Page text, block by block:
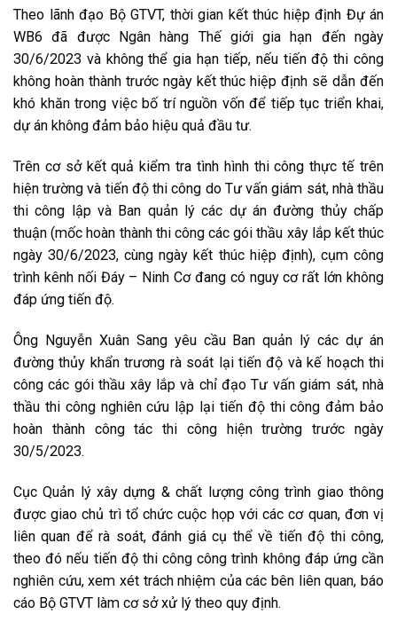
Theo lãnh đạo Bộ GTVT, thời gian kết thúc hiệp định Đự án
WB6 đã được Ngân hàng Thế giới gia hạn đến ngày
30/6/2023 và không thể gia hạn tiếp, nếu tiến độ thi công
không hoàn thành trước ngày kết thúc hiệp định sẽ dẫn đến
khó khăn trong việc bố trí nguồn vốn để tiếp tục triển khai,
dự án không đảm bảo hiệu quả đầu tư.
Trên cơ sở kết quả kiểm tra tình hình thi công thực tế trên
hiện trường và tiến độ thi công do Tư vấn giám sát, nhà thầu
thi công lập và Ban quản lý các dự án đường thủy chấp
thuận (mốc hoàn thành thi công các gói thầu xây lắp kết thúc
ngày 30/6/2023, cùng ngày kết thúc hiệp định), cụm công
trình kênh nối Đáy – Ninh Cơ đang có nguy cơ rất lớn không
đáp ứng tiến độ.
Ông Nguyễn Xuân Sang yêu cầu Ban quản lý các dự án
đường thủy khẩn trương rà soát lại tiến độ và kế hoạch thi
công các gói thầu xây lắp và chỉ đạo Tư vấn giám sát, nhà
thầu thi công nghiên cứu lập lại tiến độ thi công đảm bảo
hoàn thành công tác thi công hiện trường trước ngày
30/5/2023.
Cục Quản lý xây dựng & chất lượng công trình giao thông
được giao chủ trì tổ chức cuộc họp với các cơ quan, đơn vị
liên quan để rà soát, đánh giá cụ thể về tiến độ thi công,
theo đó nếu tiến độ thi công công trình không đáp ứng cần
nghiên cứu, xem xét trách nhiệm của các bên liên quan, báo
cáo Bộ GTVT làm cơ sở xử lý theo quy định.